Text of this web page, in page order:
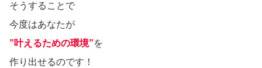
そうすることで
今度はあなたが
”叶えるための環境”を
作り出せるのです！